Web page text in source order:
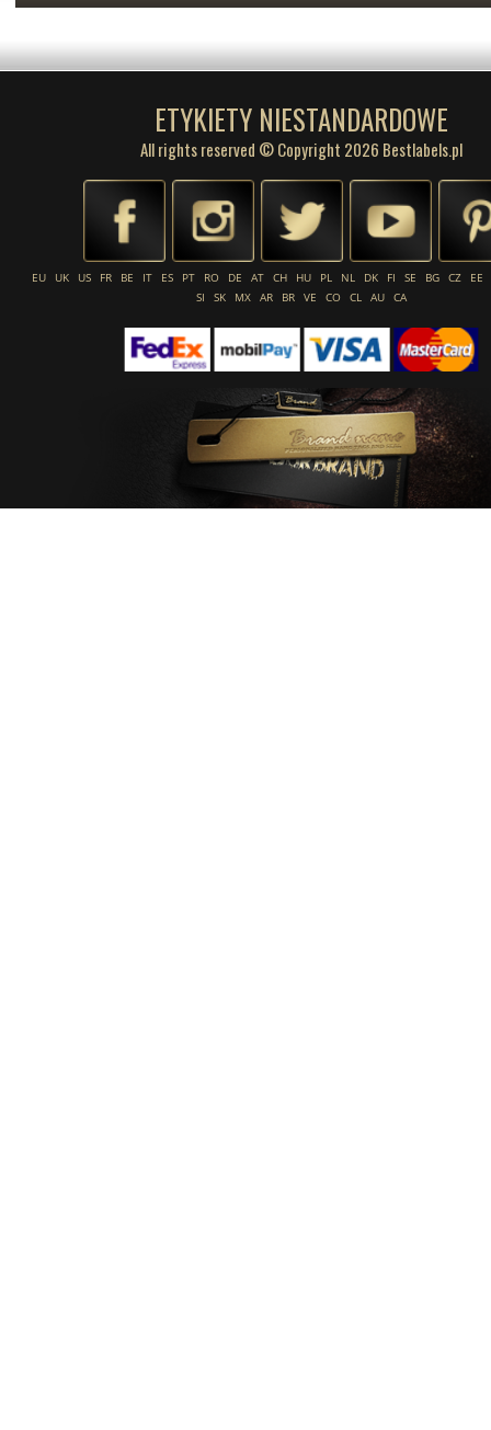
ETYKIETY NIESTANDARDOWE
All rights reserved © Copyright 2026 Bestlabels.pl
EU UK US FR BE IT ES PT RO DE AT CH HU PL NL DK FI SE BG CZ
EE
SI
SK MX AR BR VE CO CL AU CA